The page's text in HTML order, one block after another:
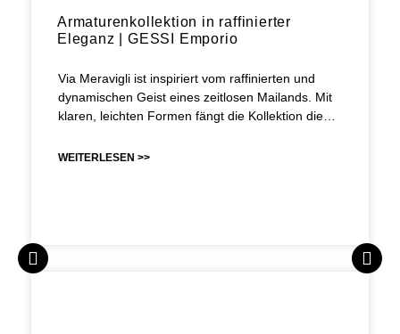
Armaturenkollektion in raffinierter
Eleganz | GESSI Emporio
Via Meravigli ist inspiriert vom raffinierten und
dynamischen Geist eines zeitlosen Mailands. Mit
klaren, leichten Formen fängt die Kollektion die…
WEITERLESEN >>